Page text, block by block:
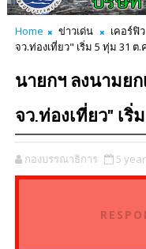
Home ข่าวเด่น เคอร์ฟิว
จว.ท่องเที่ยว" เริ่ม 5 ทุ่ม 31 ต.
นายกฯ ลงนามย
จว.ท่องเที่ยว" เริ่
กองบรรณาธิการ 5